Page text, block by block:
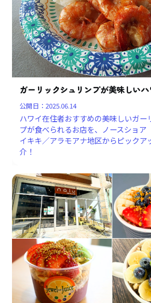
ガーリックシュリンプが美味しい
公開日：2025.06.14
ハワイ在住者おすすめの美味しいガー
プが食べられるお店を、ノースショア
イキキ／アラモアナ地区からピックア
介！